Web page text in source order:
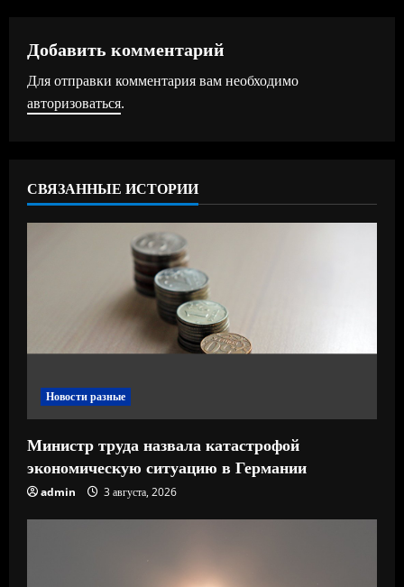
ж
и
ч
и
Добавить комментарий
Для отправки комментария вам необходимо
авторизоваться.
СВЯЗАННЫЕ ИСТОРИИ
Новости разные
Министр труда назвала катастрофой
экономическую ситуацию в Германии
admin 3 августа, 2026